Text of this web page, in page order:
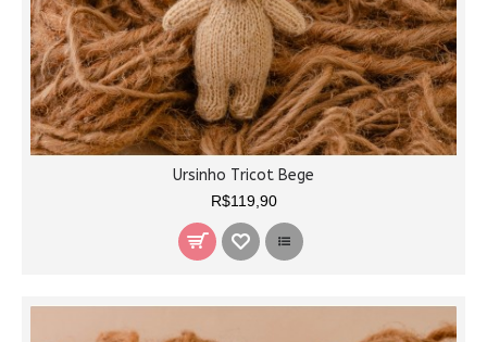
Ursinho Tricot Bege
R$119,90